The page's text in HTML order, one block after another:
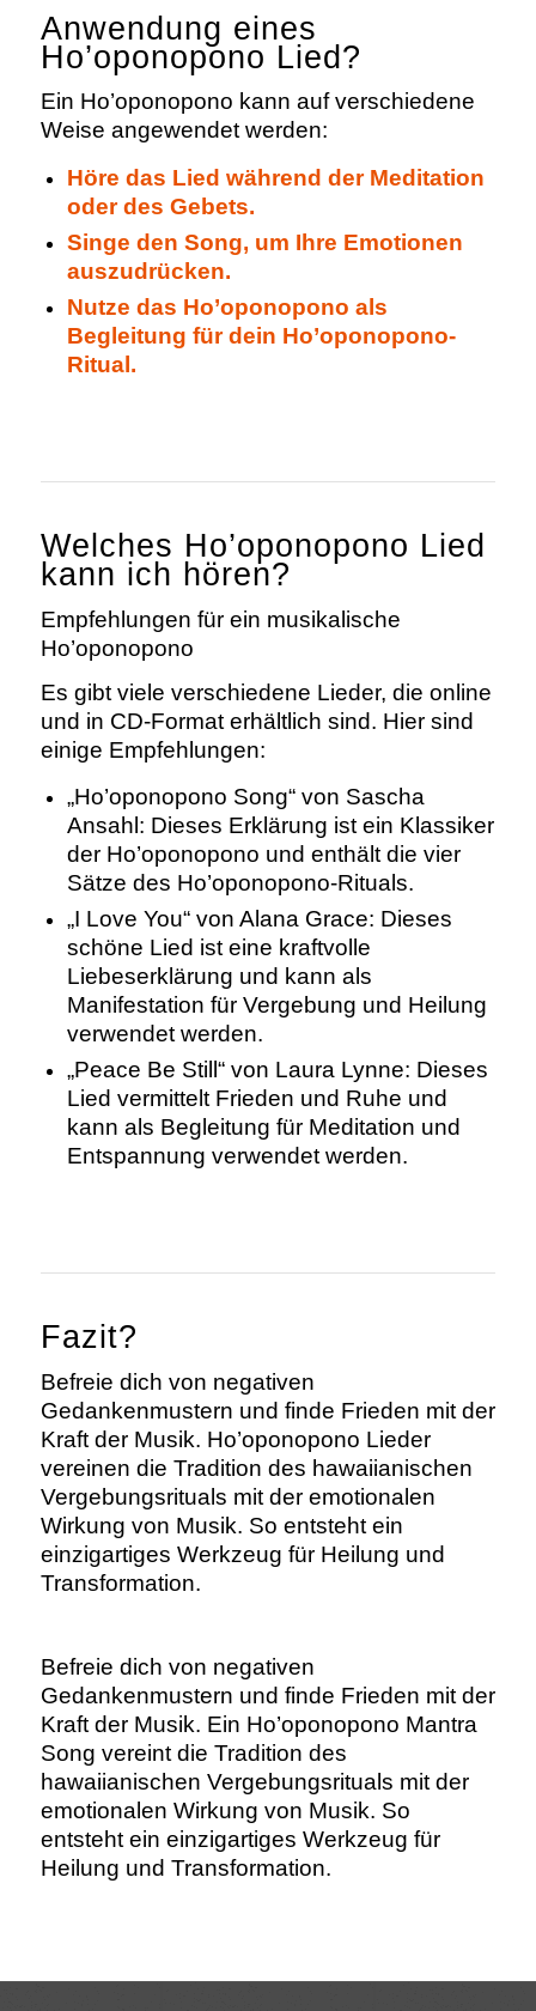
Anwendung eines
Ho’oponopono Lied?
Ein Ho’oponopono kann auf verschiedene
Weise angewendet werden:
Höre das Lied während der Meditation
oder des Gebets.
Singe den Song, um Ihre Emotionen
auszudrücken.
Nutze das Ho’oponopono als
Begleitung für dein Ho’oponopono-
Ritual.
Welches Ho’oponopono Lied
kann ich hören?
Empfehlungen für ein musikalische
Ho’oponopono
Es gibt viele verschiedene Lieder, die online
und in CD-Format erhältlich sind. Hier sind
einige Empfehlungen:
„Ho’oponopono Song“von Sascha
Ansahl: Dieses Erklärung ist ein Klassiker
der Ho’oponopono und enthält die vier
Sätze des Ho’oponopono-Rituals.
„I Love You“von Alana Grace: Dieses
schöne Lied ist eine kraftvolle
Liebeserklärung und kann als
Manifestation für Vergebung und Heilung
verwendet werden.
„Peace Be Still“ von Laura Lynne: Dieses
Lied vermittelt Frieden und Ruhe und
kann als Begleitung für Meditation und
Entspannung verwendet werden.
Fazit?
Befreie dich von negativen
Gedankenmustern und finde Frieden mit der
Kraft der Musik. Ho’oponopono Lieder
vereinen die Tradition des hawaiianischen
Vergebungsrituals mit der emotionalen
Wirkung von Musik. So entsteht ein
einzigartiges Werkzeug für Heilung und
Transformation.
Befreie dich von negativen
Gedankenmustern und finde Frieden mit der
Kraft der Musik. Ein Ho’oponopono Mantra
Song vereint die Tradition des
hawaiianischen Vergebungsrituals mit der
emotionalen Wirkung von Musik. So
entsteht ein einzigartiges Werkzeug für
Heilung und Transformation.